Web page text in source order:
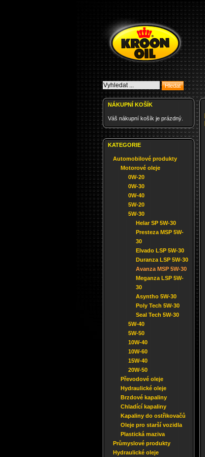
NÁKUPNÍ KOŠÍK
Váš nákupní košík je prázdný.
KATEGORIE
Automobilové produkty
Motorové oleje
0W-20
0W-30
0W-40
5W-20
5W-30
Helar SP 5W-30
Presteza MSP 5W-
30
Elvado LSP 5W-30
Duranza LSP 5W-30
Avanza MSP 5W-30
Meganza LSP 5W-
30
Asyntho 5W-30
Poly Tech 5W-30
Seal Tech 5W-30
5W-40
5W-50
10W-40
10W-60
15W-40
20W-50
Převodové oleje
Hydraulické oleje
Brzdové kapaliny
Chladící kapaliny
Kapaliny do ostřikovačů
Oleje pro starší vozidla
Plastická maziva
Průmyslové produkty
Hydraulické oleje